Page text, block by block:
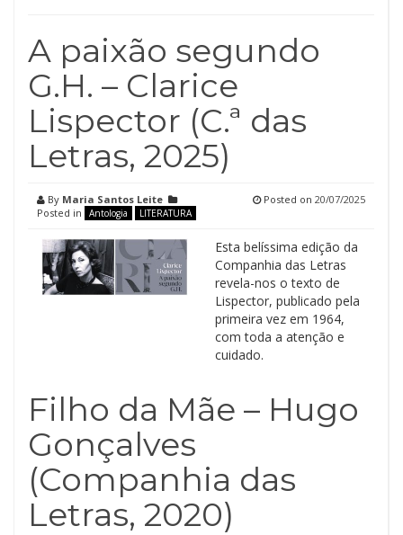
A paixão segundo
G.H. – Clarice
Lispector (C.ª das
Letras, 2025)
By Maria Santos Leite
Posted in
Antologia LITERATURA
Posted on 20/07/2025
Esta belíssima edição da
Companhia das Letras
revela-nos o texto de
Lispector, publicado pela
primeira vez em 1964,
com toda a atenção e
cuidado.
Filho da Mãe – Hugo
Gonçalves
(Companhia das
Letras, 2020)